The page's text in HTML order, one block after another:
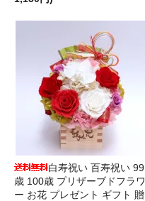
白寿祝い 百寿祝い 99
歳 100歳 プリザーブドフラワ
ー お花 プレゼント ギフト 贈